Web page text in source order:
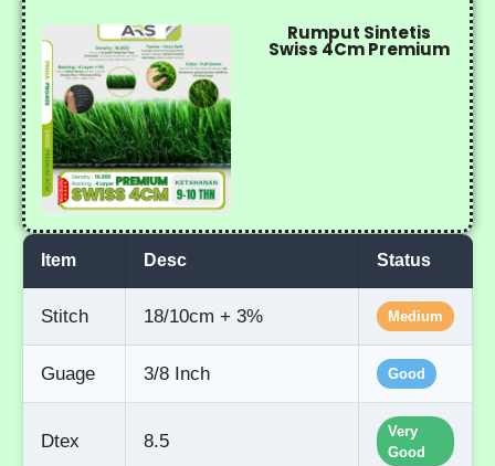
Rumput Sintetis
Swiss 4Cm Premium
Item Desc Status
Stitch 18/10cm + 3% Medium
Guage 3/8 Inch Good
Dtex 8.5
Very
Good